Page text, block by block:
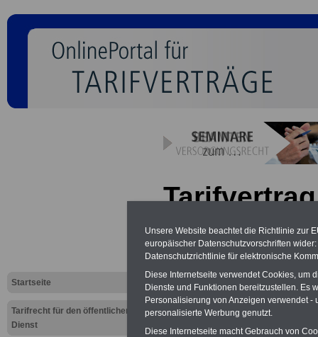
Startseite
Tarifrecht für den öffentlichen
Dienst
Tarifvertrag
VKA: § 7
Neu aufgelegt: Oktober
Unsere Website beachtet die Richtlinie zur
europäischer Datenschutzvorschriften
Datenschutzrichtlinie für elektronische
Diese Internetseite verwendet Cookies, um
Dienste und Funktionen bereitzustellen. Es
Personalisierung von Anzeigen verwendet
personalisierte Werbung genutzt.
Diese Internetseite macht Gebrauch von